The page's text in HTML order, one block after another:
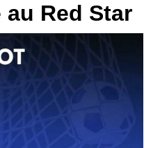
Red Star